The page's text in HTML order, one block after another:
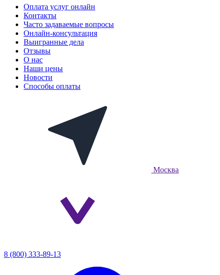
Оплата услуг онлайн
Контакты
Часто задаваемые вопросы
Онлайн-консультация
Выигранные дела
Отзывы
О нас
Наши цены
Новости
Способы оплаты
Москва
8 (800) 333-89-13